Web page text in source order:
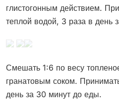
глистогонным действием.
теплой водой, 3 раза в день
Смешать 1:6 по весу
гранатовым соком.
день за 30 минут до еды.